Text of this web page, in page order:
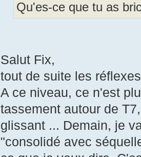
Qu'es-ce que tu as
Salut Fix,
tout de suite les
A ce niveau, ce n'est
tassement autour de
glissant ... Demain, je
"consolidé avec